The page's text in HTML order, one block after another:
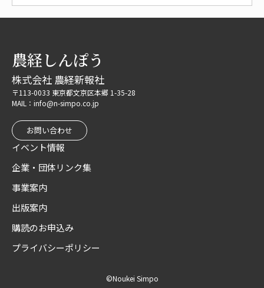
農経しんぽう
株式会社 農経新報社
〒113-0033 東京都文京区本郷 1-35-28
MAIL：info@n-simpo.co.jp
お問い合わせ
イベント情報
企業・団体リンク集
事業案内
出版案内
購読のお申込み
プライバシーポリシー
©Noukei Simpo